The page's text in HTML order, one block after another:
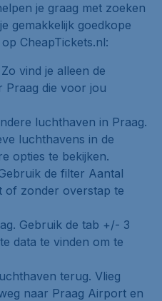
je graag met zoeken
gemakkelijk goedkope
CheapTickets.nl:
vind je alleen de
Praag die voor jou
luchthaven in Praag.
luchthavens in de
opties te bekijken.
de filter Aantal
of zonder overstap te
Gebruik de tab +/- 3
data te vinden om te
terug. Vlieg
naar Praag Airport en